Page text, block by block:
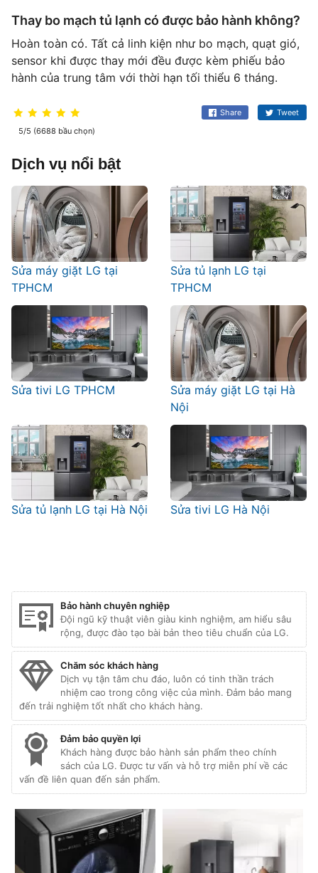
Thay bo mạch tủ lạnh có được bảo hành không?
Hoàn toàn có. Tất cả linh kiện như bo mạch, quạt gió,
sensor khi được thay mới đều được kèm phiếu bảo
hành của trung tâm với thời hạn tối thiểu 6 tháng.
5/5 (6688 bầu chọn)
Share Tweet
Dịch vụ nổi bật
Sửa máy giặt LG tại
TPHCM
Sửa tủ lạnh LG tại
TPHCM
Sửa tivi LG TPHCM
Sửa máy giặt LG tại Hà
Nội
Sửa tủ lạnh LG tại Hà Nội Sửa tivi LG Hà Nội
Bảo hành chuyên nghiệp
Đội ngũ kỹ thuật viên giàu kinh nghiệm, am hiểu sâu
rộng, được đào tạo bài bản theo tiêu chuẩn của LG.
Chăm sóc khách hàng
Dịch vụ tận tâm chu đáo, luôn có tinh thần trách
nhiệm cao trong công việc của mình. Đảm bảo mang
đến trải nghiệm tốt nhất cho khách hàng.
Đảm bảo quyền lợi
Khách hàng được bảo hành sản phẩm theo chính
sách của LG. Được tư vấn và hỗ trợ miễn phí về các
vấn đề liên quan đến sản phẩm.